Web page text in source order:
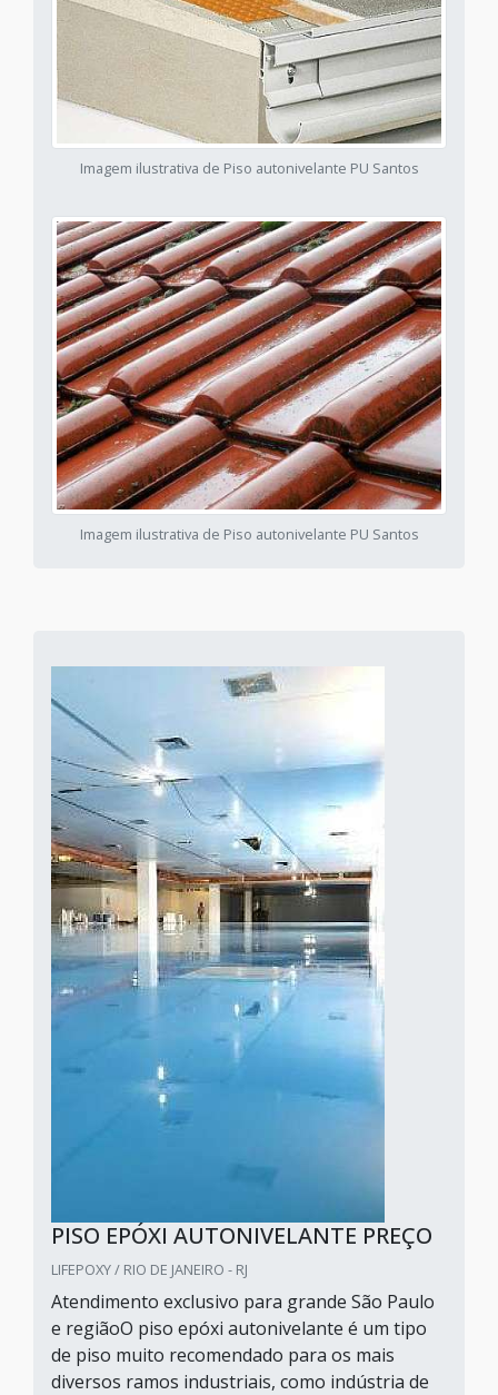
Imagem ilustrativa de Piso autonivelante PU Santos
Imagem ilustrativa de Piso autonivelante PU Santos
PISO EPÓXI AUTONIVELANTE PREÇO
LIFEPOXY / RIO DE JANEIRO - RJ
Atendimento exclusivo para grande São Paulo
e regiãoO piso epóxi autonivelante é um tipo
de piso muito recomendado para os mais
diversos ramos industriais, como indústria de